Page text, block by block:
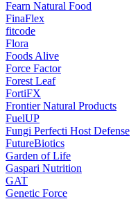
Fearn Natural Food
FinaFlex
fitcode
Flora
Foods Alive
Force Factor
Forest Leaf
FortiFX
Frontier Natural Products
FuelUP
Fungi Perfecti Host Defense
FutureBiotics
Garden of Life
Gaspari Nutrition
GAT
Genetic Force